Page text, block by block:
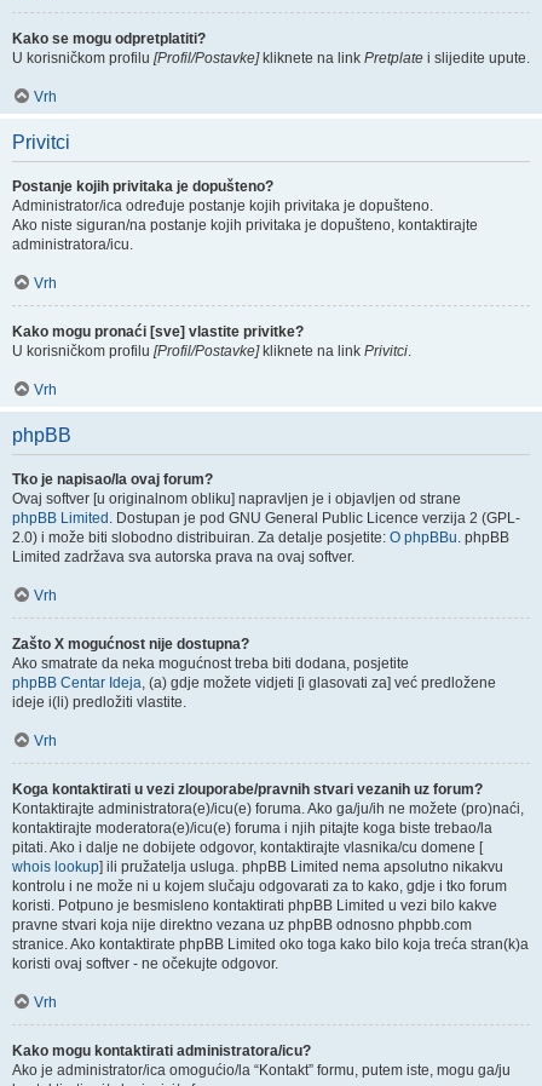
Kako se mogu odpretplatiti?
U korisničkom profilu [Profil/Postavke]kliknete na link Pretplate i slijedite upute.
Vrh
Privitci
Postanje kojih privitaka je dopušteno?
Administrator/ica određuje postanje kojih privitaka je dopušteno.
Ako niste siguran/na postanje kojih privitaka je dopušteno, kontaktirajte
administratora/icu.
Vrh
Kako mogu pronaći [sve] vlastite privitke?
U korisničkom profilu [Profil/Postavke]kliknete na link Privitci.
Vrh
phpBB
Tko je napisao/la ovaj forum?
Ovaj softver [u originalnom obliku] napravljen je i objavljen od strane
phpBB Limited . Dostupan je pod GNU General Public Licence verzija 2 (GPL-
2.0) i može biti slobodno distribuiran. Za detalje posjetite: O phpBBu. phpBB
Limited zadržava sva autorska prava na ovaj softver.
Vrh
Zašto X mogućnost nije dostupna?
Ako smatrate da neka mogućnost treba biti dodana, posjetite
phpBB Centar Ideja, (a) gdje možete vidjeti [i glasovati za] već predložene
ideje i(li) predložiti vlastite.
Vrh
Koga kontaktirati u vezi zlouporabe/pravnih stvari vezanih uz forum?
Kontaktirajte administratora(e)/icu(e) foruma. Ako ga/ju/ih ne možete (pro)naći,
kontaktirajte moderatora(e)/icu(e) foruma i njih pitajte koga biste trebao/la
pitati. Ako i dalje ne dobijete odgovor, kontaktirajte vlasnika/cu domene [
whois lookup] ili pružatelja usluga. phpBB Limited nema apsolutno nikakvu
kontrolu i ne može ni u kojem slučaju odgovarati za to kako, gdje i tko forum
koristi. Potpuno je besmisleno kontaktirati phpBB Limited u vezi bilo kakve
pravne stvari koja nije direktno vezana uz phpBB odnosno phpbb.com
stranice. Ako kontaktirate phpBB Limited oko toga kako bilo koja treća stran(k)a
koristi ovaj softver - ne očekujte odgovor.
Vrh
Kako mogu kontaktirati administratora/icu?
Ako je administrator/ica omogućio/la “Kontakt” formu, putem iste, mogu ga/ju